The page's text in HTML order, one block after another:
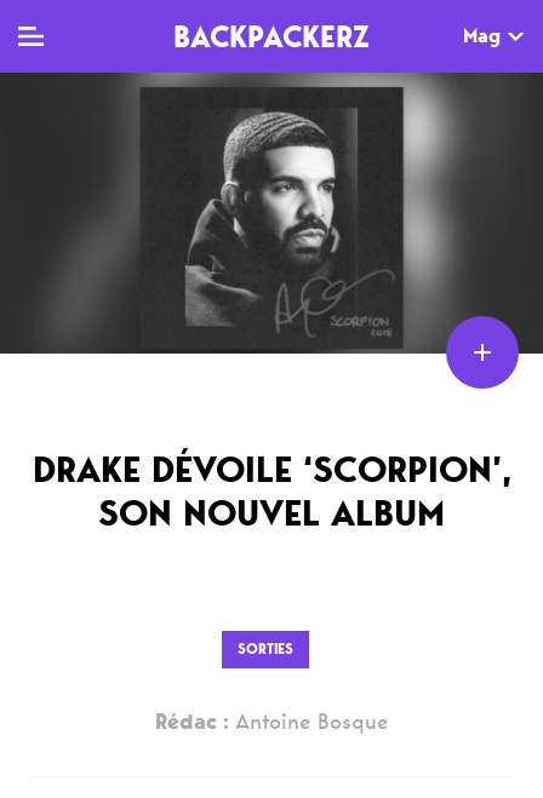
BACKPACKERZ Mag
MAG
Dossiers
Tops
Interviews
Newsletter
AGENDA
Festivals
DRAKE DÉVOILE ‘SCORPION’,
SON NOUVEL ALBUM
SORTIES
Rédac : Antoine Bosque